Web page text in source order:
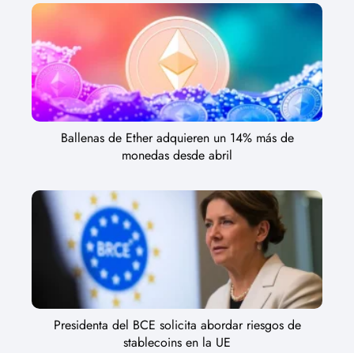
Ballenas de Ether adquieren un 14% más de
monedas desde abril
Presidenta del BCE solicita abordar riesgos de
stablecoins en la UE